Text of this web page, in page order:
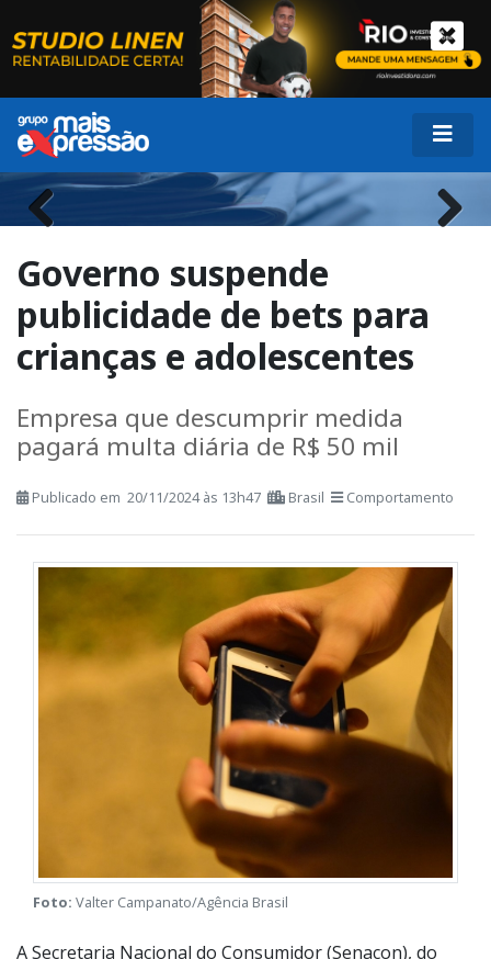
Previous
Governo suspende
publicidade de bets para
crianças e adolescentes
Empresa que descumprir medida